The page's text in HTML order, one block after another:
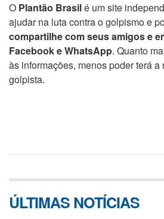
O Plantão Brasilé um site
ajudar na luta contra o golpismo e
compartilhe com seus amigos e
Facebook e WhatsApp. Quanto
às informações, menos poder terá
golpista.
ÚLTIMAS NOTÍCIAS